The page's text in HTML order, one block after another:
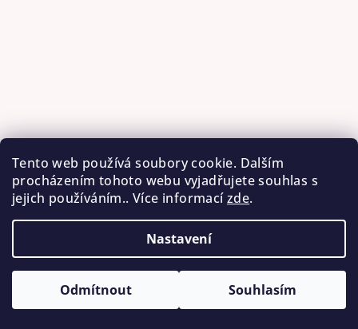
Tento web používá soubory cookie. Dalším
procházením tohoto webu vyjadřujete souhlas s
jejich používáním.. Více informacízde.
Nastavení
Odmítnout Souhlasím
Sledovat na Instagramu
Copyright 2026AŠ - RUČNÍ VÝROBKY. Všechna práva
vyhrazena.
Vytvořil Shoptet&Betechnik